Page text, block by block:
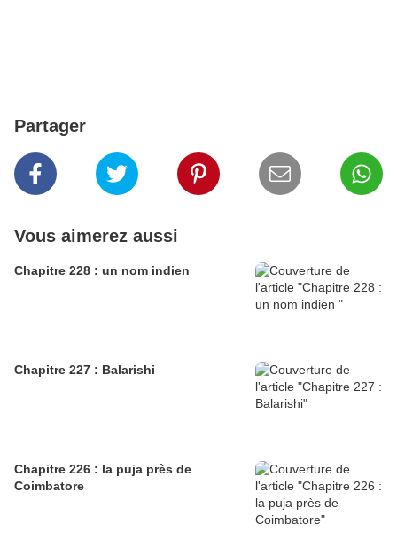
Partager
Vous aimerez aussi
Chapitre 228 : un nom indien
Chapitre 227 : Balarishi
Chapitre 226 : la puja près de
Coimbatore